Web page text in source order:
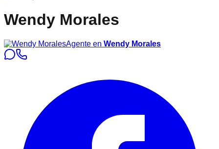
Wendy Morales
Agente en Wendy Morales